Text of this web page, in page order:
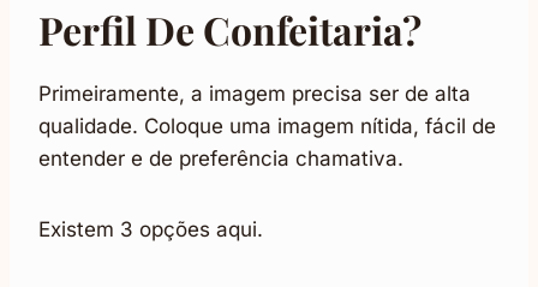
Perfil De Confeitaria?
Primeiramente, a imagem precisa ser de alta
qualidade. Coloque uma imagem nítida, fácil de
entender e de preferência chamativa.
Existem 3 opções aqui.